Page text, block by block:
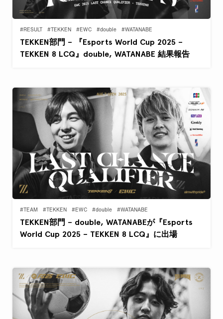
#RESULT #TEKKEN #EWC #double #WATANABE
TEKKEN部門 – 『Esports World Cup 2025 –
TEKKEN 8 LCQ』double, WATANABE 結果報告
#TEAM #TEKKEN #EWC #double #WATANABE
TEKKEN部門 – double, WATANABEが『Esports
World Cup 2025 – TEKKEN 8 LCQ』に出場